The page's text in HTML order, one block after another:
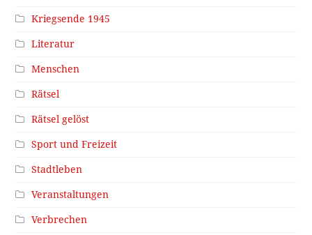
Kriegsende 1945
Literatur
Menschen
Rätsel
Rätsel gelöst
Sport und Freizeit
Stadtleben
Veranstaltungen
Verbrechen